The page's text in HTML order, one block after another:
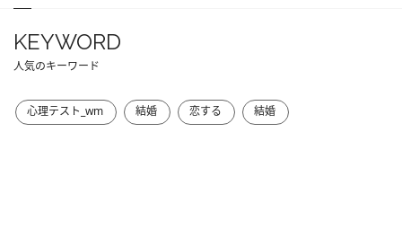
KEYWORD
人気のキーワード
心理テスト_wm 結婚 恋する 結婚